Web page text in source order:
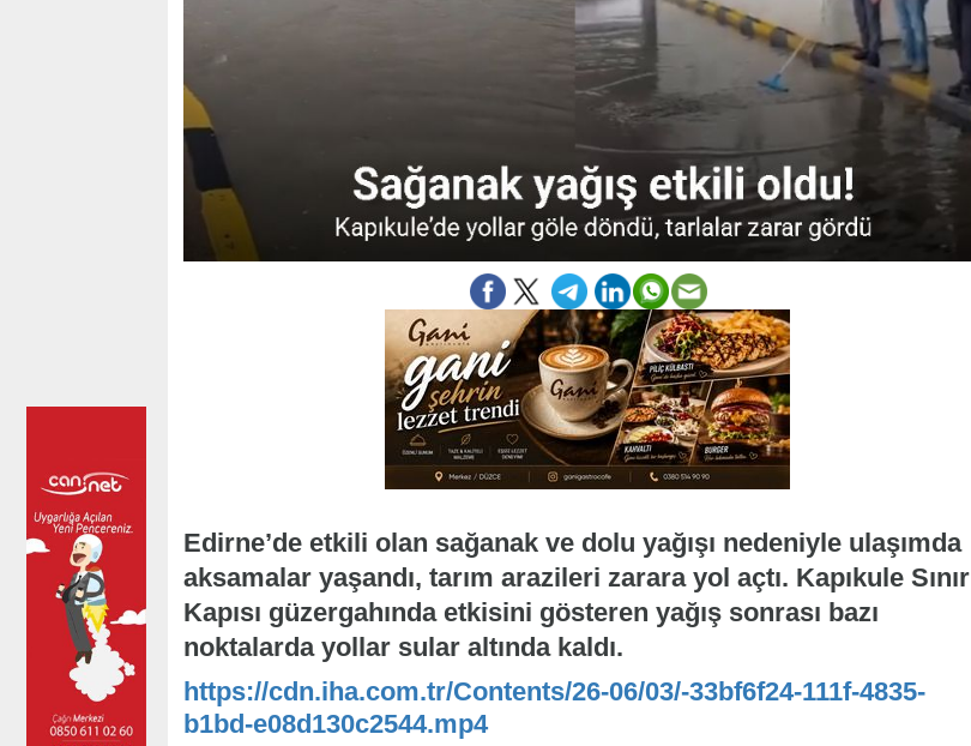
Edirne’de etkili olan sağanak ve dolu yağışı nedeniyle ulaşımda
aksamalar yaşandı, tarım arazileri zarara yol açtı. Kapıkule Sınır
Kapısı güzergahında etkisini gösteren yağış sonrası bazı
noktalarda yollar sular altında kaldı.
https://cdn.iha.com.tr/Contents/26-06/03/-33bf6f24-111f-4835-
b1bd-e08d130c2544.mp4